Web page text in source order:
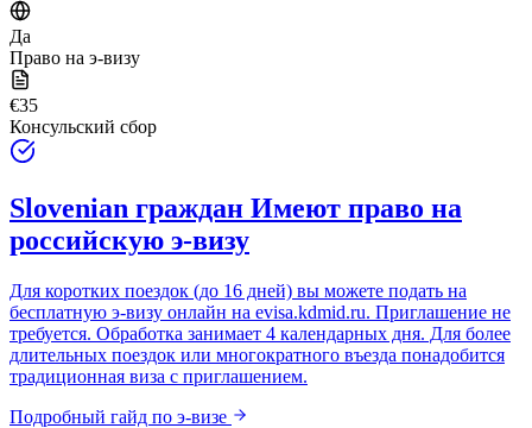
Да
Право на э-визу
€35
Консульский сбор
Slovenian граждан Имеют право на
российскую э-визу
Для коротких поездок (до 16 дней) вы можете подать на
бесплатную э-визу онлайн на evisa.kdmid.ru. Приглашение не
требуется. Обработка занимает 4 календарных дня. Для более
длительных поездок или многократного въезда понадобится
традиционная виза с приглашением.
Подробный гайд по э-визе